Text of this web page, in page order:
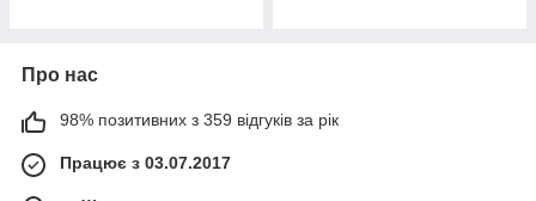
Про нас
98% позитивних з 359 відгуків за рік
Працює з 03.07.2017